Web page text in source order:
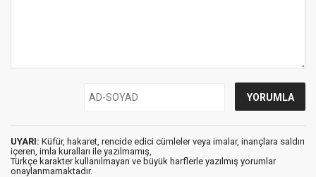
UYARI: Küfür, hakaret, rencide edici cümleler veya imalar, inançlara saldırı
içeren, imla kuralları ile yazılmamış,
Türkçe karakter kullanılmayan ve büyük harflerle yazılmış yorumlar
onaylanmamaktadır.